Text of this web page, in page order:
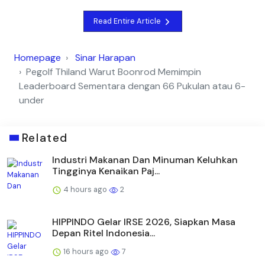
Read Entire Article
Homepage
Sinar Harapan
Pegolf Thiland Warut Boonrod Memimpin
Leaderboard Sementara dengan 66 Pukulan atau 6-
under
Related
Industri Makanan Dan Minuman Keluhkan
Tingginya Kenaikan Paj...
4 hours ago 2
HIPPINDO Gelar IRSE 2026, Siapkan Masa
Depan Ritel Indonesia...
16 hours ago 7